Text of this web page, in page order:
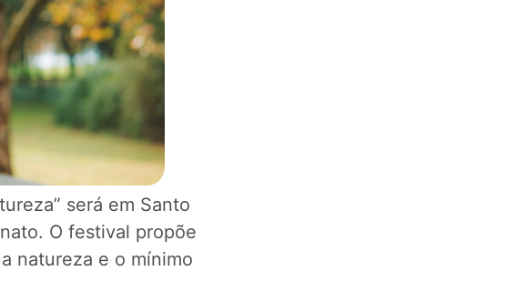
será em Santo
O festival propõe
natureza e o mínimo